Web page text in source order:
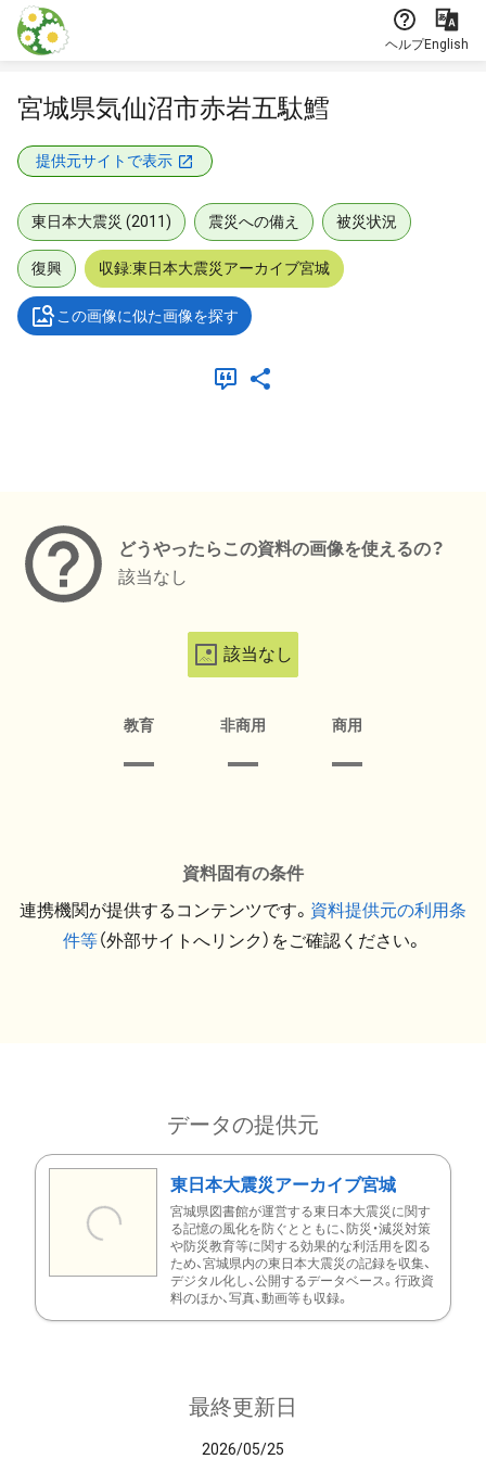
本文に飛ぶ
ヘルプEnglish
宮城県気仙沼市赤岩五駄鱈
提供元サイトで表示
東日本大震災 (2011) 震災への備え 被災状況
復興 収録:東日本大震災アーカイブ宮城
この画像に似た画像を探す
どうやったらこの資料の画像を使えるの？
該当なし
該当なし
教育 非商用 商用
資料固有の条件
連携機関が提供するコンテンツです。 資料提供元の利用条
件等（外部サイトへリンク）をご確認ください。
データの提供元
東日本大震災アーカイブ宮城
宮城県図書館が運営する東日本大震災に関す
る記憶の風化を防ぐとともに、防災・減災対策
や防災教育等に関する効果的な利活用を図る
ため、宮城県内の東日本大震災の記録を収集、
デジタル化し、公開するデータベース。行政資
料のほか、写真、動画等も収録。
最終更新日
2026/05/25